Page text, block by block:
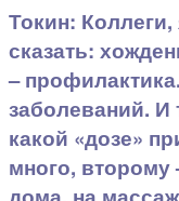
Токин: Коллеги,
сказать:
–
заболеваний. И
какой «дозе»
много, второму